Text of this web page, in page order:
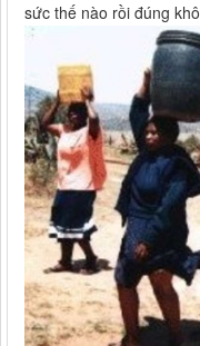
sức thế nào rồi đúng